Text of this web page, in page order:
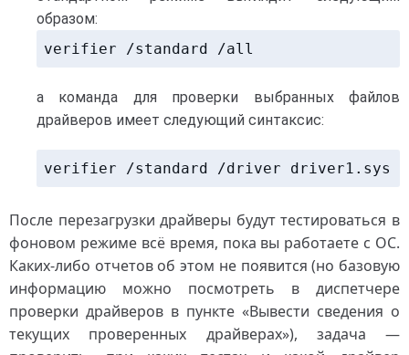
образом:
verifier /standard /all
а команда для проверки выбранных файлов
драйверов имеет следующий синтаксис:
verifier /standard /driver driver1.sys
После перезагрузки драйверы будут тестироваться в
фоновом режиме всё время, пока вы работаете с ОС.
Каких-либо отчетов об этом не появится (но базовую
информацию можно посмотреть в диспетчере
проверки драйверов в пункте «Вывести сведения о
текущих проверенных драйверах»), задача —